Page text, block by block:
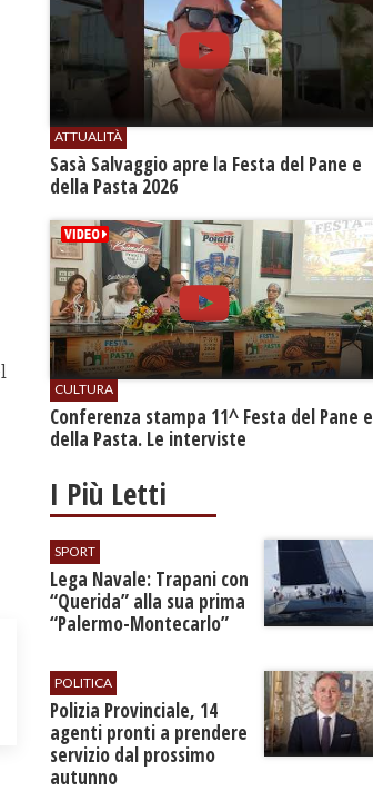
ATTUALITÀ
Sasà Salvaggio apre la Festa del Pane e
della Pasta 2026
CULTURA
Conferenza stampa 11^ Festa del Pane e
della Pasta. Le interviste
I Più Letti
SPORT
​Lega Navale: Trapani con
“Querida” alla sua prima
“Palermo-Montecarlo”
POLITICA
​Polizia Provinciale, 14
agenti pronti a prendere
servizio dal prossimo
autunno